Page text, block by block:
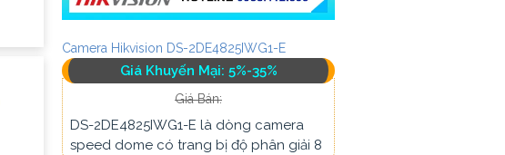
Camera Hikvision DS-2DE4825IWG1-E
Giá Khuyến Mại: 5%-35%
Giá Bán:
DS-2DE4825IWG1-E là dòng camera
speed dome có trang bị độ phân giải 8